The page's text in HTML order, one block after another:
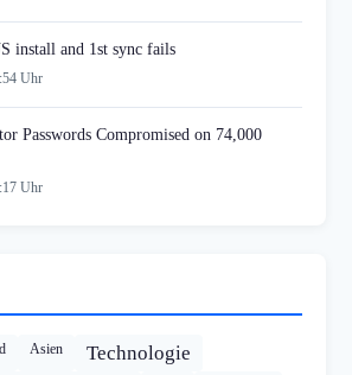
install and 1st sync fails
Uhr
Passwords Compromised on 74,000
Uhr
Asien Technologie